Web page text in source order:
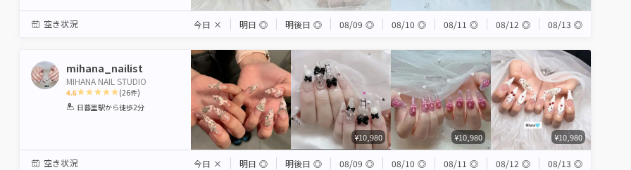
空き状況 今日 × 明日 ◎ 明後日 ◎ 08/09 ◎ 08/10 ◎ 08/11 ◎ 08/12 ◎ 08/13 ◎
mihana_nailist
MIHANA NAIL STUDIO
4.6
1 2 3 4 5
(26件)
日暮里駅から徒歩2分
¥10,980 ¥10,980 ¥10,980
空き状況 今日 × 明日 ◎ 明後日 ◎ 08/09 ◎ 08/10 ◎ 08/11 ◎ 08/12 ◎ 08/13 ◎